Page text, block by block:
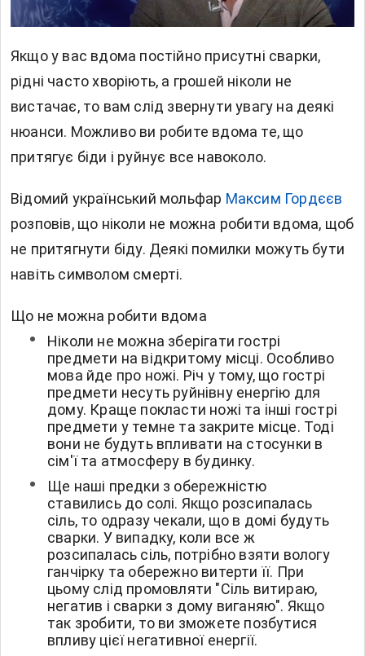
Якщо у вас вдома постійно присутні сварки,
рідні часто хворіють, а грошей ніколи не
вистачає, то вам слід звернути увагу на деякі
нюанси. Можливо ви робите вдома те, що
притягує біди і руйнує все навоколо.
Відомий український мольфар Максим Гордєєв
розповів, що ніколи не можна робити вдома, щоб
не притягнути біду. Деякі помилки можуть бути
навіть символом смерті.
Що не можна робити вдома
Ніколи не можна зберігати гострі
предмети на відкритому місці. Особливо
мова йде про ножі. Річ у тому, що гострі
предмети несуть руйнівну енергію для
дому. Краще покласти ножі та інші гострі
предмети у темне та закрите місце. Тоді
вони не будуть впливати на стосунки в
сім'ї та атмосферу в будинку.
Ще наші предки з обережністю
ставились до солі. Якщо розсипалась
сіль, то одразу чекали, що в домі будуть
сварки. У випадку, коли все ж
розсипалась сіль, потрібно взяти вологу
ганчірку та обережно витерти її. При
цьому слід промовляти "Сіль витираю,
негатив і сварки з дому виганяю". Якщо
так зробити, то ви зможете позбутися
впливу цієї негативної енергії.